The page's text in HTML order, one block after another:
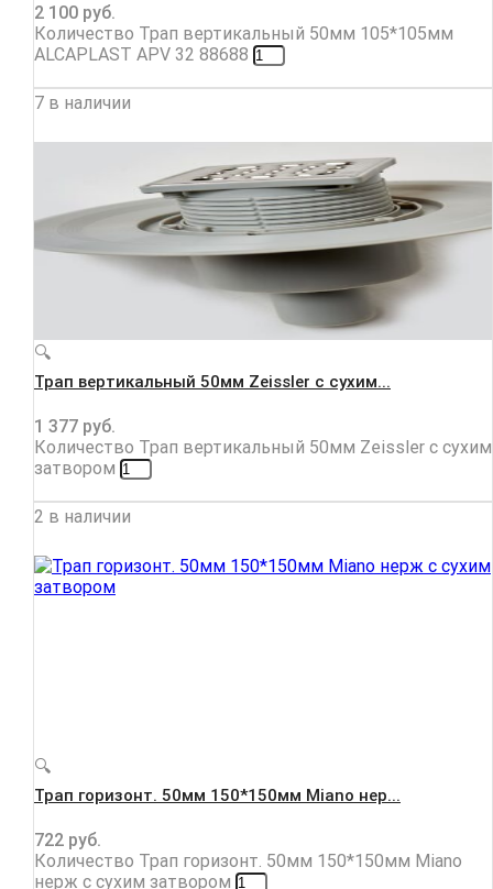
2 100 руб.
Количество Трап вертикальный 50мм 105*105мм
ALCAPLAST APV 32 88688
7 в наличии
🔍
Трап вертикальный 50мм Zeissler с сухим...
1 377 руб.
Количество Трап вертикальный 50мм Zeissler с сухим
затвором
2 в наличии
🔍
Трап горизонт. 50мм 150*150мм Miano нер...
722 руб.
Количество Трап горизонт. 50мм 150*150мм Miano
нерж с сухим затвором